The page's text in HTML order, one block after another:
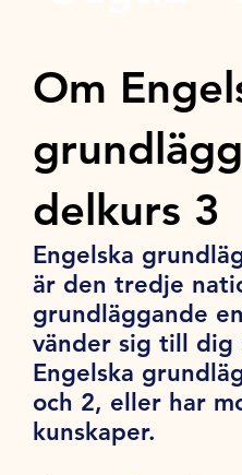
Om
delkurs 3
Engelska
är den tredje
grundläggande
vänder sig till dig
Engelska
och 2, eller har
kunskaper.